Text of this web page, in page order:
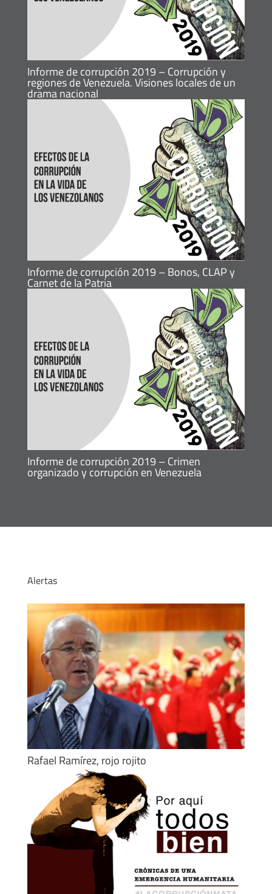
Informe de corrupción 2019 – Corrupción y
regiones de Venezuela. Visiones locales de un
drama nacional
Informe de corrupción 2019 – Bonos, CLAP y
Carnet de la Patria
Informe de corrupción 2019 – Crimen
organizado y corrupción en Venezuela
Alertas
Rafael Ramírez, rojo rojito